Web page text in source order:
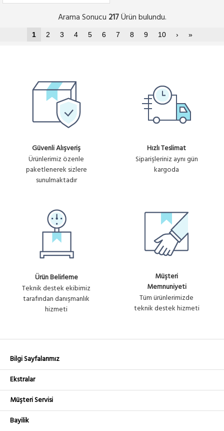
Arama Sonucu 217Ürün bulundu.
1 2 3 4 5 6 7 8 9 10 › »
Güvenli Alışveriş
Ürünlerimiz özenle
paketlenerek sizlere
sunulmaktadır
Hızlı Teslimat
Siparişleriniz aynı gün
kargoda
Ürün Belirleme
Teknik destek ekibimiz
tarafından danışmanlık
hizmeti
Müşteri
Memnuniyeti
Tüm ürünlerimizde
teknik destek hizmeti
Bilgi Sayfalarımız
Ekstralar
Müşteri Servisi
Bayilik